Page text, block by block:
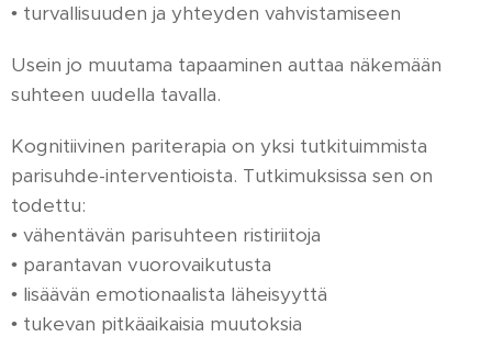
• turvallisuuden ja yhteyden vahvistamiseen
Usein jo muutama tapaaminen auttaa näkemään
suhteen uudella tavalla.
Kognitiivinen pariterapia on yksi tutkituimmista
parisuhde-interventioista. Tutkimuksissa sen on
todettu:
• vähentävän parisuhteen ristiriitoja
• parantavan vuorovaikutusta
• lisäävän emotionaalista läheisyyttä
• tukevan pitkäaikaisia muutoksia